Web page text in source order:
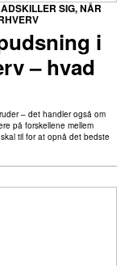
i
– hvad
SIG, NÅR
– det handler også om
på forskellene mellem
til for at opnå det bedste